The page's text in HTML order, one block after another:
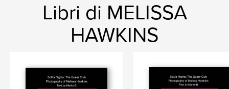
Libri di MELISSA
HAWKINS